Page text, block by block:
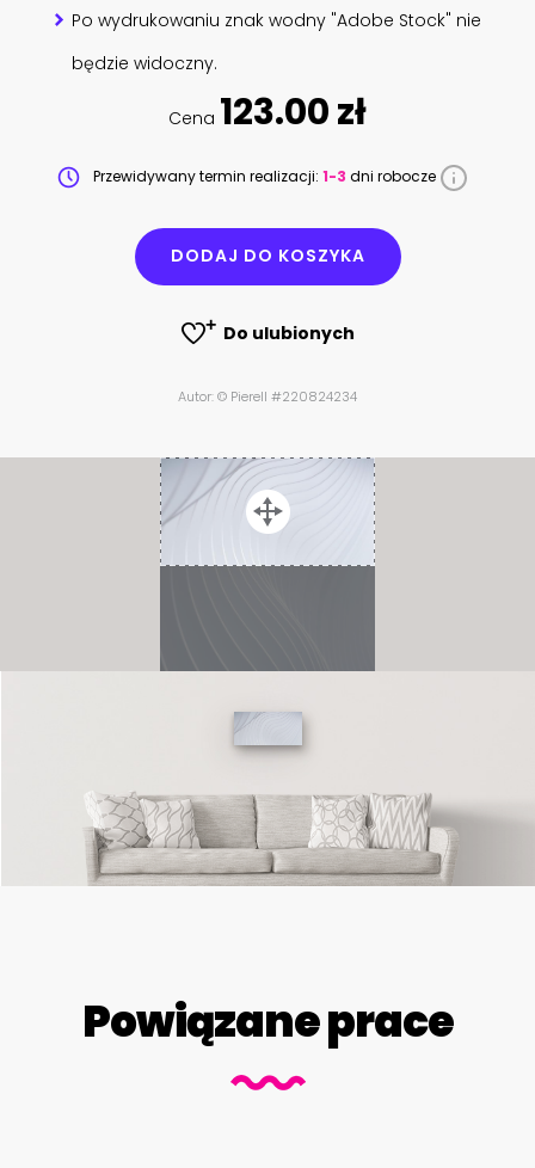
Po wydrukowaniu znak wodny "Adobe Stock" nie
będzie widoczny.
Cena 123.00 zł
Przewidywany termin realizacji: 1-3 dni robocze
DODAJ DO KOSZYKA
Do ulubionych
Autor: © Pierell #220824234
Powiązane prace